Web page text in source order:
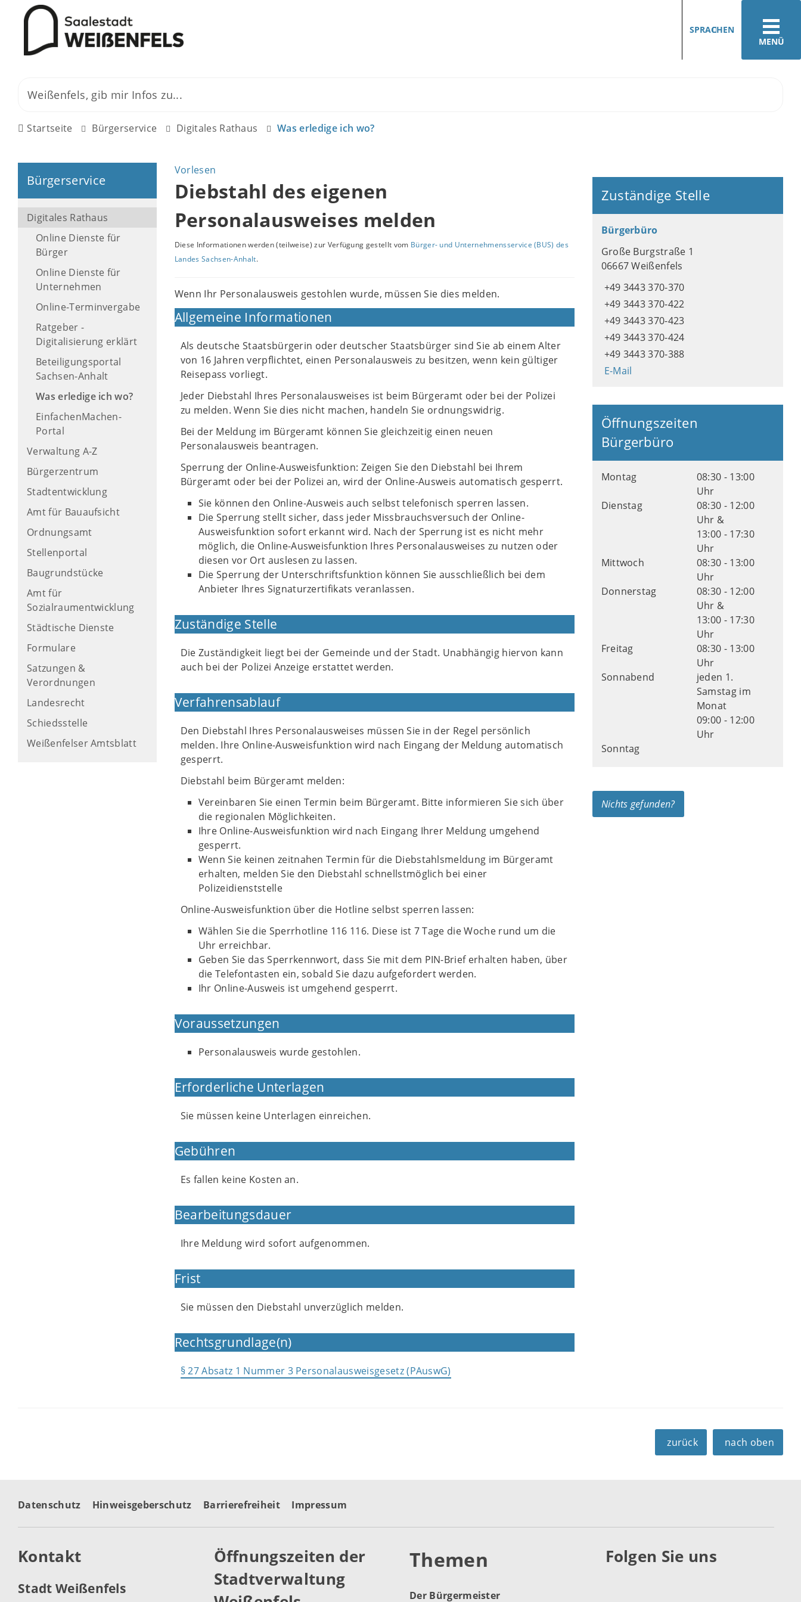
MENÜ
SPRACHEN
Startseite Bürgerservice Digitales Rathaus Was erledige ich wo?
Bürgerservice
Digitales Rathaus
Online Dienste für
Bürger
Online Dienste für
Unternehmen
Online-Terminvergabe
Ratgeber -
Digitalisierung erklärt
Beteiligungsportal
Sachsen-Anhalt
Was erledige ich wo?
EinfachenMachen-
Portal
Verwaltung A-Z
Bürgerzentrum
Stadtentwicklung
Amt für Bauaufsicht
Ordnungsamt
Stellenportal
Baugrundstücke
Amt für
Sozialraumentwicklung
Städtische Dienste
Formulare
Satzungen &
Verordnungen
Landesrecht
Schiedsstelle
Weißenfelser Amtsblatt
Vorlesen
Diebstahl des eigenen
Personalausweises melden
Diese Informationen werden (teilweise) zur Verfügung gestellt vom Bürger- und Unternehmensservice (BUS) des
Landes Sachsen-Anhalt.
Wenn Ihr Personalausweis gestohlen wurde, müssen Sie dies melden.
Allgemeine Informationen
Als deutsche Staatsbürgerin oder deutscher Staatsbürger sind Sie ab einem Alter
von 16 Jahren verpflichtet, einen Personalausweis zu besitzen, wenn kein gültiger
Reisepass vorliegt.
Jeder Diebstahl Ihres Personalausweises ist beim Bürgeramt oder bei der Polizei
zu melden. Wenn Sie dies nicht machen, handeln Sie ordnungswidrig.
Bei der Meldung im Bürgeramt können Sie gleichzeitig einen neuen
Personalausweis beantragen.
Sperrung der Online-Ausweisfunktion: Zeigen Sie den Diebstahl bei Ihrem
Bürgeramt oder bei der Polizei an, wird der Online-Ausweis automatisch gesperrt.
Sie können den Online-Ausweis auch selbst telefonisch sperren lassen.
Die Sperrung stellt sicher, dass jeder Missbrauchsversuch der Online-
Ausweisfunktion sofort erkannt wird. Nach der Sperrung ist es nicht mehr
möglich, die Online-Ausweisfunktion Ihres Personalausweises zu nutzen oder
diesen vor Ort auslesen zu lassen.
Die Sperrung der Unterschriftsfunktion können Sie ausschließlich bei dem
Anbieter Ihres Signaturzertifikats veranlassen.
Zuständige Stelle
Die Zuständigkeit liegt bei der Gemeinde und der Stadt. Unabhängig hiervon kann
auch bei der Polizei Anzeige erstattet werden.
Verfahrensablauf
Den Diebstahl Ihres Personalausweises müssen Sie in der Regel persönlich
melden. Ihre Online-Ausweisfunktion wird nach Eingang der Meldung automatisch
gesperrt.
Diebstahl beim Bürgeramt melden:
Vereinbaren Sie einen Termin beim Bürgeramt. Bitte informieren Sie sich über
die regionalen Möglichkeiten.
Ihre Online-Ausweisfunktion wird nach Eingang Ihrer Meldung umgehend
gesperrt.
Wenn Sie keinen zeitnahen Termin für die Diebstahls­meldung im Bürgeramt
erhalten, melden Sie den Diebstahl schnellstmöglich bei einer
Polizeidienststelle
Online-Ausweisfunktion über die Hotline selbst sperren lassen:
Wählen Sie die Sperrhotline 116 116. Diese ist 7 Tage die Woche rund um die
Uhr erreichbar.
Geben Sie das Sperrkennwort, dass Sie mit dem PIN-Brief erhalten haben, über
die Telefontasten ein, sobald Sie dazu aufgefordert werden.
Ihr Online-Ausweis ist umgehend gesperrt.
Voraussetzungen
Personalausweis wurde gestohlen.
Erforderliche Unterlagen
Sie müssen keine Unterlagen einreichen.
Gebühren
Es fallen keine Kosten an.
Bearbeitungsdauer
Ihre Meldung wird sofort aufgenommen.
Frist
Sie müssen den Diebstahl unverzüglich melden.
Rechtsgrundlage(n)
§ 27 Absatz 1 Nummer 3 Personalausweisgesetz (PAuswG)
Zuständige Stelle
Bürgerbüro
Große Burgstraße 1
06667 Weißenfels
+49 3443 370-370
+49 3443 370-422
+49 3443 370-423
+49 3443 370-424
+49 3443 370-388
E-Mail
Öffnungszeiten
Bürgerbüro
Montag
08:30 - 13:00
Uhr
Dienstag
08:30 - 12:00
Uhr &
13:00 - 17:30
Uhr
Mittwoch
08:30 - 13:00
Uhr
Donnerstag
08:30 - 12:00
Uhr &
13:00 - 17:30
Uhr
Freitag
08:30 - 13:00
Uhr
Sonnabend
jeden 1.
Samstag im
Monat
09:00 - 12:00
Uhr
Sonntag
Nichts gefunden?
zurück nach oben
Datenschutz Hinweisgeberschutz Barrierefreiheit Impressum
Kontakt
Stadt Weißenfels
Öffnungszeiten der
Stadtverwaltung
Themen
Der Bürgermeister
Folgen Sie uns